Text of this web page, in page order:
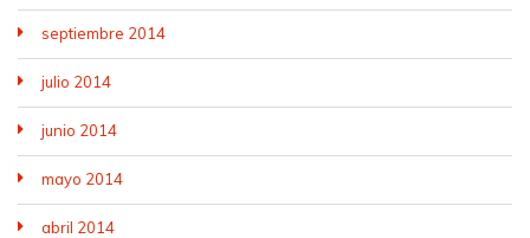
septiembre 2014
julio 2014
junio 2014
mayo 2014
abril 2014